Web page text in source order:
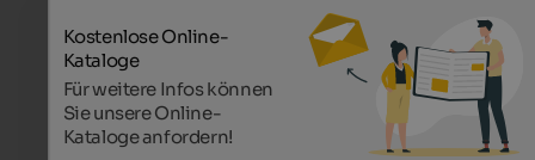
Kostenlose Online-
Kataloge
Für weitere Infos können
Sie unsere Online-
Kataloge anfordern!